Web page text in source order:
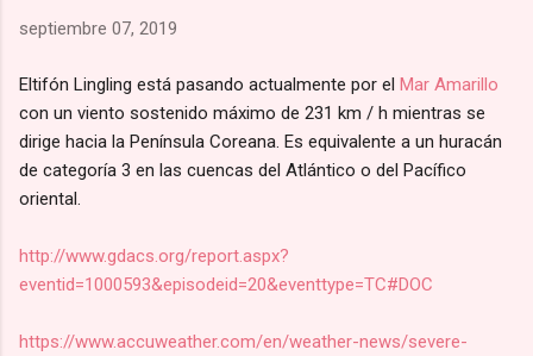
septiembre 07, 2019
Eltifón Lingling está pasando actualmente por el Mar Amarillo
con un viento sostenido máximo de 231 km / h mientras se
dirige hacia la Península Coreana. Es equivalente a un huracán
de categoría 3 en las cuencas del Atlántico o del Pacífico
oriental.
http://www.gdacs.org/report.aspx?
eventid=1000593&episodeid=20&eventtype=TC#DOC
https://www.accuweather.com/en/weather-news/severe-